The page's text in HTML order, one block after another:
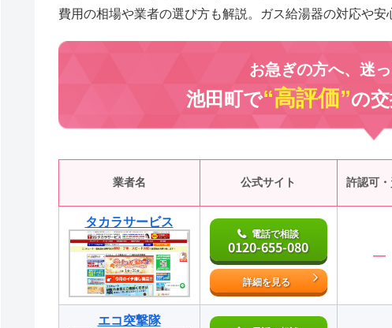
費用の相場や業者の選び方も解説。ガス給湯器の対応や安
お急ぎの方へ、迷
池田町で“高評価”の
業者名 公式サイト 許認可
タカラサービス
電話で相談
0120-655-080
詳細を見る
―
エコ突撃隊